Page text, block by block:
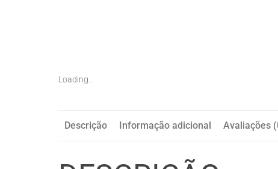
Loading...
Descrição Informação adicional Avaliações